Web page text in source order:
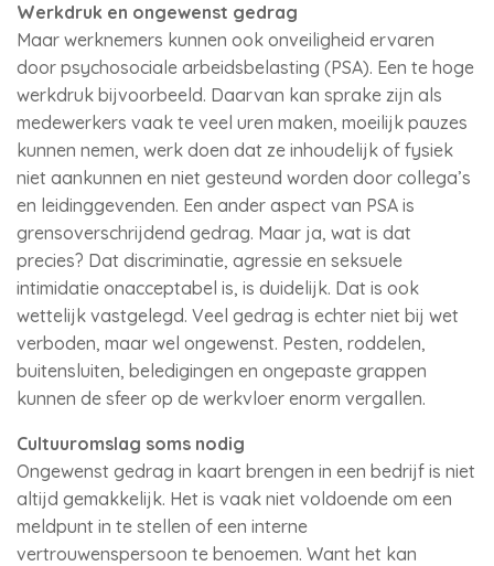
Werkdruk en ongewenst gedrag
Maar werknemers kunnen ook onveiligheid ervaren
door psychosociale arbeidsbelasting (PSA). Een te hoge
werkdruk bijvoorbeeld. Daarvan kan sprake zijn als
medewerkers vaak te veel uren maken, moeilijk pauzes
kunnen nemen, werk doen dat ze inhoudelijk of fysiek
niet aankunnen en niet gesteund worden door collega’s
en leidinggevenden. Een ander aspect van PSA is
grensoverschrijdend gedrag. Maar ja, wat is dat
precies? Dat discriminatie, agressie en seksuele
intimidatie onacceptabel is, is duidelijk. Dat is ook
wettelijk vastgelegd. Veel gedrag is echter niet bij wet
verboden, maar wel ongewenst. Pesten, roddelen,
buitensluiten, beledigingen en ongepaste grappen
kunnen de sfeer op de werkvloer enorm vergallen.
Cultuuromslag soms nodig
Ongewenst gedrag in kaart brengen in een bedrijf is niet
altijd gemakkelijk. Het is vaak niet voldoende om een
meldpunt in te stellen of een interne
vertrouwenspersoon te benoemen. Want het kan